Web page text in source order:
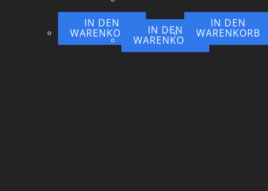
IN DEN
WARENKORB IN DEN
WARENKORB
IN DEN
WARENKORB